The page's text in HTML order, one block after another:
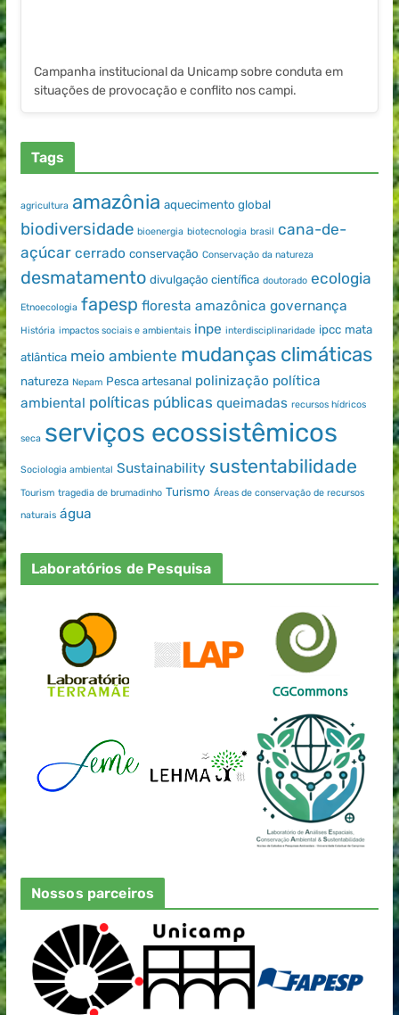
Campanha institucional da Unicamp sobre conduta em
situações de provocação e conflito nos campi.
Tags
agricultura amazônia aquecimento global
biodiversidade bioenergia biotecnologia brasil cana-de-
açúcar cerrado conservação Conservação da natureza
desmatamento divulgação científica doutorado ecologia
Etnoecologia fapesp floresta amazônica governança
História impactos sociais e ambientais inpe interdisciplinaridade ipcc mata
atlântica meio ambiente mudanças climáticas
natureza Nepam Pesca artesanal polinização política
ambiental políticas públicas queimadas recursos hídricos
seca serviços ecossistêmicos
Sociologia ambiental Sustainability sustentabilidade
Tourism tragedia de brumadinho Turismo Áreas de conservação de recursos
naturais água
Laboratórios de Pesquisa
Nossos parceiros